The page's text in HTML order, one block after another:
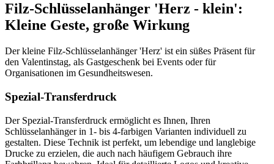
Filz-Schlüsselanhänger 'Herz - klein':
Kleine Geste, große Wirkung
Der kleine Filz-Schlüsselanhänger 'Herz' ist ein süßes Präsent für
den Valentinstag, als Gastgeschenk bei Events oder für
Organisationen im Gesundheitswesen.
Spezial-Transferdruck
Der Spezial-Transferdruck ermöglicht es Ihnen, Ihren
Schlüsselanhänger in 1- bis 4-farbigen Varianten individuell zu
gestalten. Diese Technik ist perfekt, um lebendige und langlebige
Drucke zu erzielen, die auch nach häufigem Gebrauch ihre